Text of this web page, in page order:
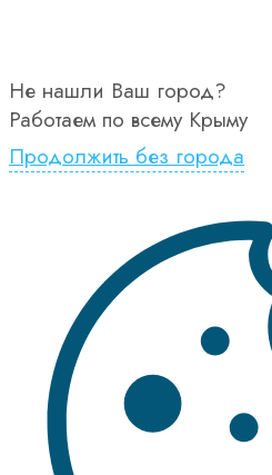
Не нашли Ваш город?
Работаем по всему Крыму
Продолжить без города